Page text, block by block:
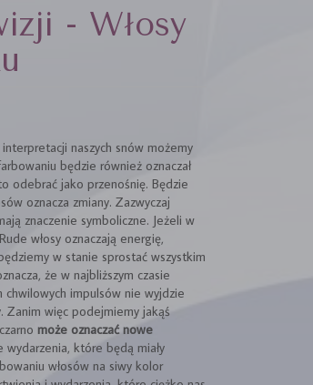
- Włosy
naszych snów możemy
będzie również oznaczał
odebrać jako przenośnię. Będzie
oznacza zmiany. Zazwyczaj
znaczenie symboliczne. Jeżeli w
włosy oznaczają energię,
w stanie sprostać wszystkim
że w najbliższym czasie
chwilowych impulsów nie wyjdzie
Zanim więc podejmiemy jakąś
może oznaczać nowe
które będą miały
włosów na siwy kolor